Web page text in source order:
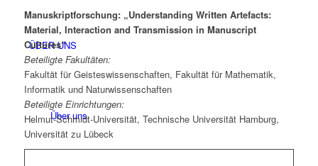
ÜBER UNS
Über uns
Manuskriptforschung: „Understanding Written Artefacts:
Material, Interaction and Transmission in Manuscript
Cultures“
Beteiligte Fakultäten:
Fakultät für Geisteswissenschaften, Fakultät für Mathematik,
Informatik und Naturwissenschaften
Beteiligte Einrichtungen:
Helmut-Schmidt-Universität, Technische Universität Hamburg,
Universität zu Lübeck